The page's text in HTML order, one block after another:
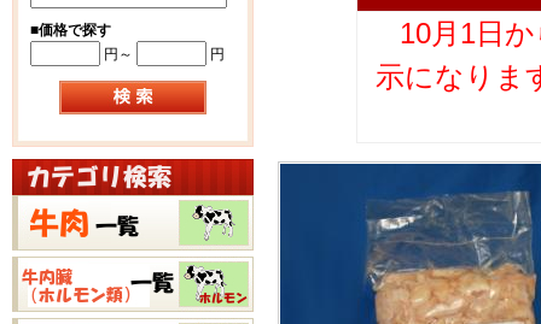
■価格で探す
円～
円
10月1日
示になりま